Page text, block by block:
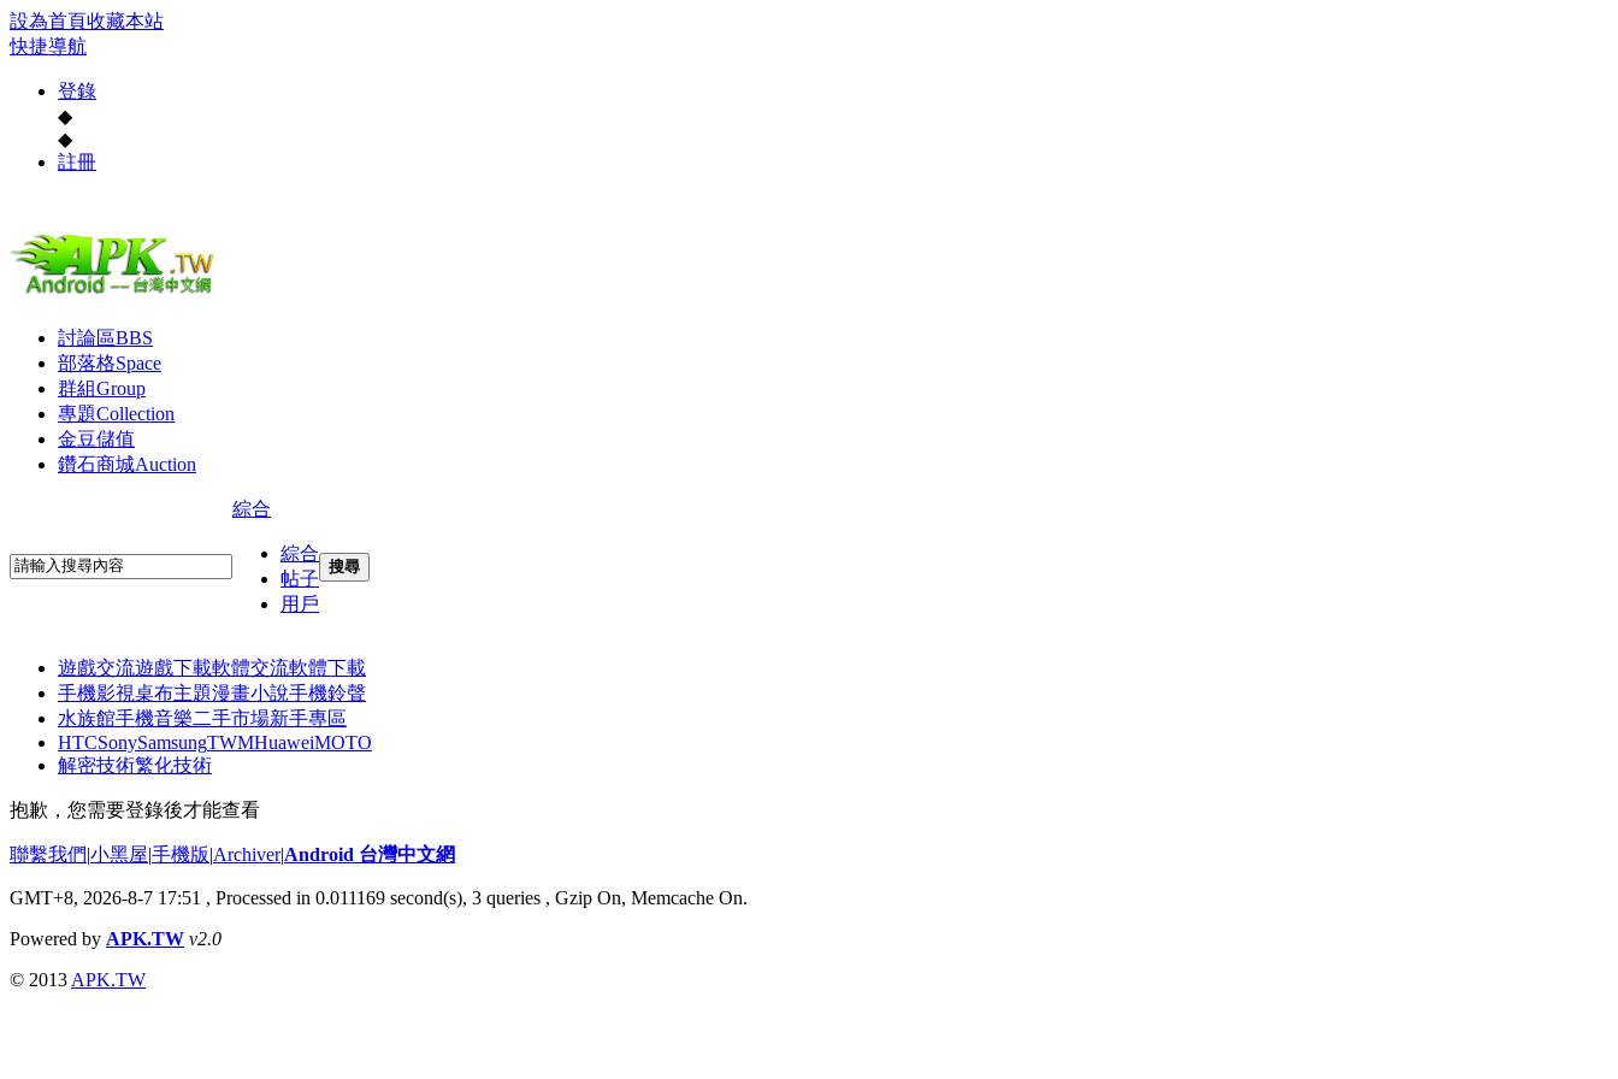
設為首頁收藏本站
快捷導航
登錄
◆
◆
註冊
討論區BBS
部落格Space
群組Group
專題Collection
金豆儲值
鑽石商城Auction
綜合
綜合
帖子
用戶
搜尋
遊戲交流遊戲下載軟體交流軟體下載
手機影視桌布主題漫畫小說手機鈴聲
水族館手機音樂二手市場新手專區
HTCSonySamsungTWMHuaweiMOTO
解密技術繁化技術
抱歉，您需要登錄後才能查看
聯繫我們|小黑屋|手機版|Archiver|Android 台灣中文網
GMT+8, 2026-8-7 17:51 , Processed in 0.011169 second(s), 3 queries , Gzip On, Memcache On.
Powered by APK.TW v2.0
© 2013 APK.TW